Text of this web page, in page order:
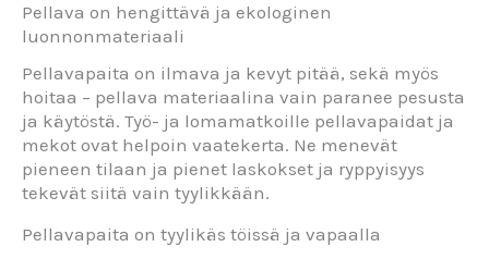
Pellava on hengittävä ja ekologinen
luonnonmateriaali
Pellavapaita on ilmava ja kevyt pitää, sekä myös
hoitaa – pellava materiaalina vain paranee pesusta
ja käytöstä. Työ- ja lomamatkoille pellavapaidat ja
mekot ovat helpoin vaatekerta. Ne menevät
pieneen tilaan ja pienet laskokset ja ryppyisyys
tekevät siitä vain tyylikkään.
Pellavapaita on tyylikäs töissä ja vapaalla